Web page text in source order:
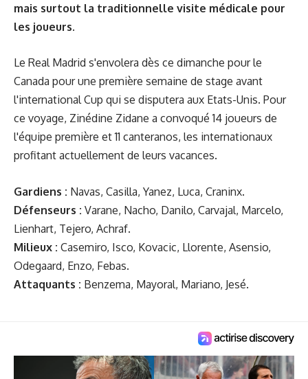
mais surtout la traditionnelle visite médicale pour
les joueurs.
Le Real Madrid s'envolera dès ce dimanche pour le
Canada pour une première semaine de stage avant
l'international Cup qui se disputera aux Etats-Unis. Pour
ce voyage, Zinédine Zidane a convoqué 14 joueurs de
l'équipe première et 11 canteranos, les internationaux
profitant actuellement de leurs vacances.
Gardiens : Navas, Casilla, Yanez, Luca, Craninx.
Défenseurs : Varane, Nacho, Danilo, Carvajal, Marcelo,
Lienhart, Tejero, Achraf.
Milieux : Casemiro, Isco, Kovacic, Llorente, Asensio,
Odegaard, Enzo, Febas.
Attaquants : Benzema, Mayoral, Mariano, Jesé.